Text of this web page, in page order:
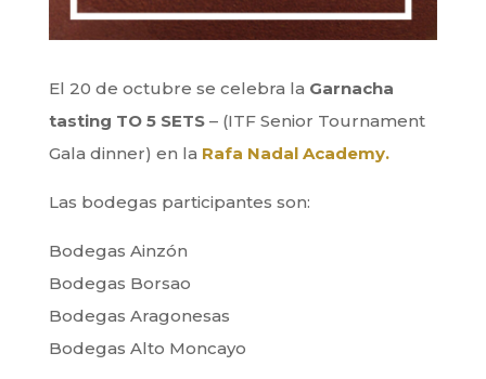
El 20 de octubre se celebra la Garnacha
tasting TO 5 SETS– (ITF Senior Tournament
Gala dinner) en la Rafa Nadal Academy.
Las bodegas participantes son:
Bodegas Ainzón
Bodegas Borsao
Bodegas Aragonesas
Bodegas Alto Moncayo